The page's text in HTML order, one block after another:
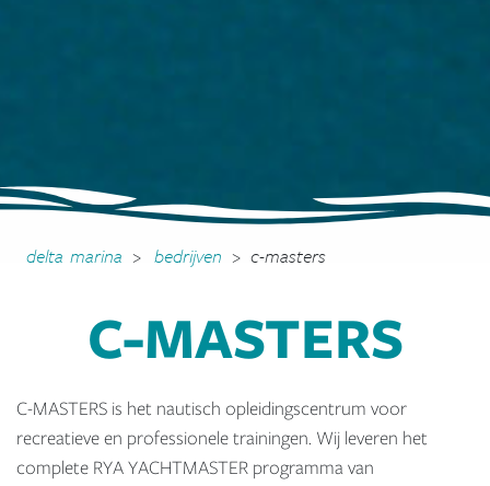
delta marina > bedrijven > c-masters
C-MASTERS
C-MASTERS is het nautisch opleidingscentrum voor
recreatieve en professionele trainingen. Wij leveren het
complete RYA YACHTMASTER programma van